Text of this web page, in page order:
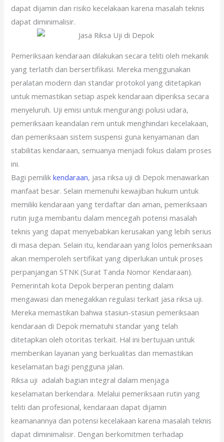
dapat dijamin dan risiko kecelakaan karena masalah teknis
dapat diminimalisir.
Pemeriksaan kendaraan dilakukan secara teliti oleh mekanik
yang terlatih dan bersertifikasi. Mereka menggunakan
peralatan modern dan standar protokol yang ditetapkan
untuk memastikan setiap aspek kendaraan diperiksa secara
menyeluruh. Uji emisi untuk mengurangi polusi udara,
pemeriksaan keandalan rem untuk menghindari kecelakaan,
dan pemeriksaan sistem suspensi guna kenyamanan dan
stabilitas kendaraan, semuanya menjadi fokus dalam proses
ini.
Bagi pemilikkendaraan, jasa riksa uji di Depok menawarkan
manfaat besar. Selain memenuhi kewajiban hukum untuk
memiliki kendaraan yang terdaftar dan aman, pemeriksaan
rutin juga membantu dalam mencegah potensi masalah
teknis yang dapat menyebabkan kerusakan yang lebih serius
di masa depan. Selain itu, kendaraan yang lolos pemeriksaan
akan memperoleh sertifikat yang diperlukan untuk proses
perpanjangan STNK (Surat Tanda Nomor Kendaraan).
Pemerintah kota Depok berperan penting dalam
mengawasi dan menegakkan regulasi terkait jasa riksa uji.
Mereka memastikan bahwa stasiun-stasiun pemeriksaan
kendaraan di Depok mematuhi standar yang telah
ditetapkan oleh otoritas terkait. Hal ini bertujuan untuk
memberikan layanan yang berkualitas dan memastikan
keselamatan bagi pengguna jalan.
Riksa uji adalah bagian integral dalam menjaga
keselamatan berkendara. Melalui pemeriksaan rutin yang
teliti dan profesional, kendaraan dapat dijamin
keamanannya dan potensi kecelakaan karena masalah teknis
dapat diminimalisir. Dengan berkomitmen terhadap